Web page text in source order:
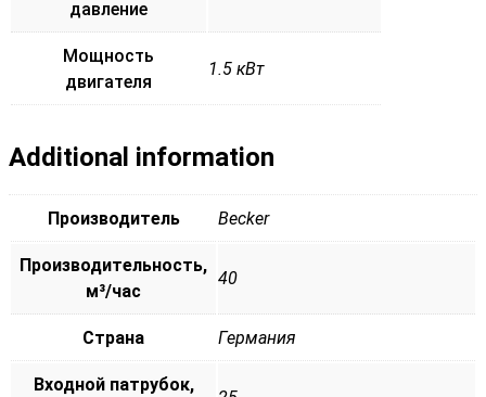
давление
Мощность
двигателя
1.5 кВт
Additional information
Производитель Becker
Производительность,
м³/час
40
Страна Германия
Входной патрубок,